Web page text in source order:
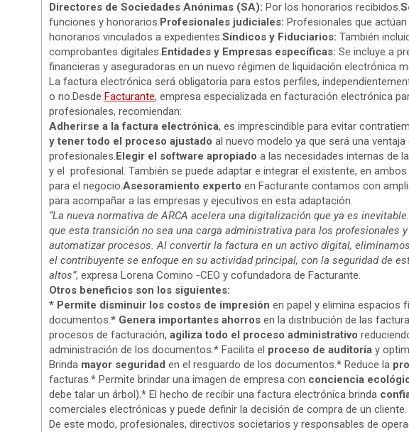
Directores de Sociedades Anónimas (SA): Por los honorarios recibidos.
funciones y honorarios.Profesionales judiciales: Profesionales que
honorarios vinculados a expedientes.Síndicos y Fiduciarios: También
comprobantes digitales.Entidades y Empresas específicas: Se incluye a
financieras y aseguradoras en un nuevo régimen de liquidación electrónica
La factura electrónica será obligatoria para estos perfiles,
o no.Desde Facturante, empresa especializada en facturación electrónica
profesionales, recomiendan:
Adherirse a la factura electrónica, es imprescindible para evitar
y tener todo el proceso ajustado al nuevo modelo ya que será una
profesionales.Elegir el software apropiado a las necesidades internas de
y el profesional. También se puede adaptar e integrar el existente, en
para el negocio.Asesoramiento experto en Facturante contamos con
para acompañar a las empresas y ejecutivos en esta adaptación.
“La nueva normativa de ARCA acelera una digitalización que ya es
que esta transición no sea una carga administrativa para los profesionales
automatizar procesos. Al convertir la factura en un activo digital,
el contribuyente se enfoque en su actividad principal, con la seguridad de
altos”, expresa Lorena Comino -CEO y cofundadora de Facturante.
Otros beneficios son los siguientes:
* Permite disminuir los costos de impresión en papel y elimina espacios
documentos.* Genera importantes ahorros en la distribución de las
procesos de facturación, agiliza todo el proceso administrativo
administración de los documentos.* Facilita el proceso de auditoría y
Brinda mayor seguridad en el resguardo de los documentos.* Reduce la
facturas.* Permite brindar una imagen de empresa con conciencia
debe talar un árbol).* El hecho de recibir una factura electrónica brinda
comerciales electrónicas y puede definir la decisión de compra de un cliente.
De este modo, profesionales, directivos societarios y responsables de